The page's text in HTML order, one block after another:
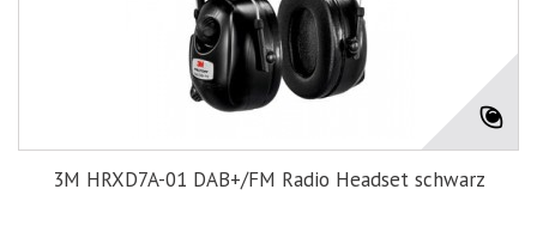
3M HRXD7A-01 DAB+/FM Radio Headset schwarz